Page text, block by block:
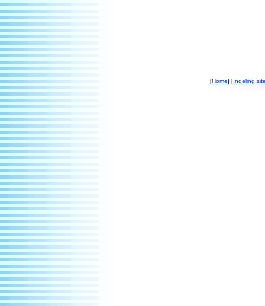
[Home] [Indeling